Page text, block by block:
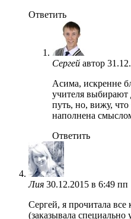
Ответить
Сергей автор
Асима, искренне
учителя выбирают
путь, но, вижу,
наполнена
Ответить
Лия 30.12.2015 в 6:49 пп
Сергей, я прочитала все
(заказывала